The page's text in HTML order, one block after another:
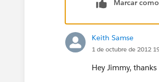
Marcar
Keith Samse
1 de octubre de 2012
Hey Jimmy,